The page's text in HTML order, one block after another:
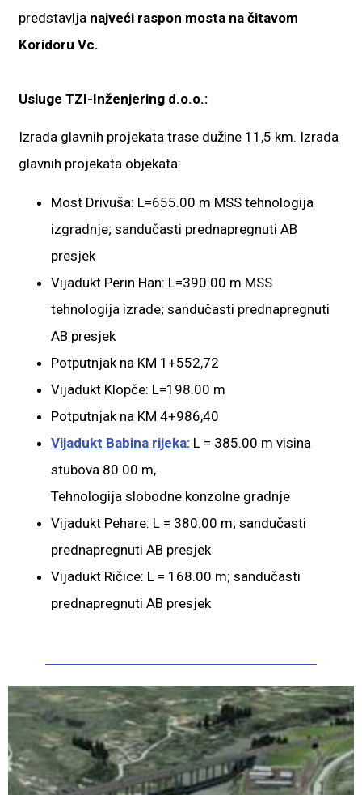
predstavlja najveći raspon mosta na čitavom
Koridoru Vc.
Usluge TZI-Inženjering d.o.o.:
Izrada glavnih projekata trase dužine 11,5 km. Izrada
glavnih projekata objekata:
Most Drivuša: L=655.00 m MSS tehnologija
izgradnje; sandučasti prednapregnuti AB
presjek
Vijadukt Perin Han: L=390.00 m MSS
tehnologija izrade; sandučasti prednapregnuti
AB presjek
Potputnjak na KM 1+552,72
Vijadukt Klopče: L=198.00 m
Potputnjak na KM 4+986,40
Vijadukt Babina rijeka: L = 385.00 m visina
stubova 80.00 m,
Tehnologija slobodne konzolne gradnje
Vijadukt Pehare: L = 380.00 m; sandučasti
prednapregnuti AB presjek
Vijadukt Ričice: L = 168.00 m; sandučasti
prednapregnuti AB presjek